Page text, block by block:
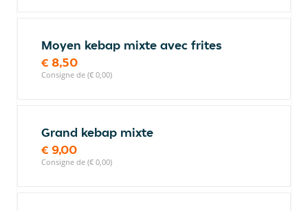
Moyen kebap mixte avec frites
€ 8,50
Consigne de (€ 0,00)
Grand kebap mixte
€ 9,00
Consigne de (€ 0,00)